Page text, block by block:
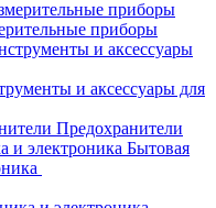
приборы
и аксессуары для
Предохранители
Бытовая